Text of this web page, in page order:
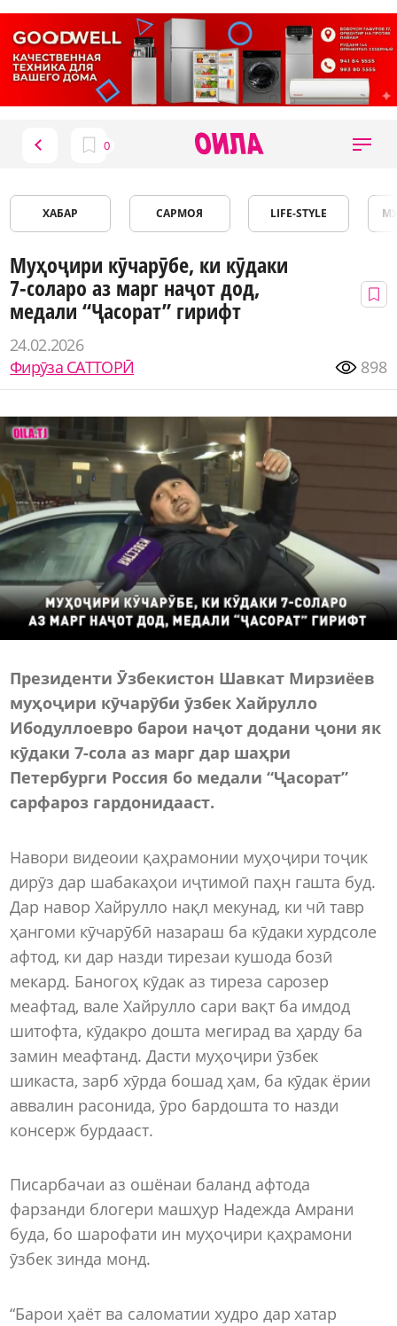
ХАБАР САРМОЯ LIFE-STYLE
Муҳоҷири кӯчарӯбе, ки кӯдаки
7-соларо аз марг наҷот дод,
медали “Ҷасорат” гирифт
24.02.2026
Фирӯза САТТОРӢ
898
Президенти Ӯзбекистон Шавкат Мирзиёев
муҳоҷири кӯчарӯби ӯзбек Хайрулло
Ибодуллоевро барои наҷот додани ҷони як
кӯдаки 7-сола аз марг дар шаҳри
Петербурги Россия бо медали “Ҷасорат”
сарфароз гардонидааст.
Навори видеоии қаҳрамонии муҳоҷири тоҷик
дирӯз дар шабакаҳои иҷтимоӣ паҳн гашта буд.
Дар навор Хайрулло нақл мекунад, ки чӣ тавр
ҳангоми кӯчарӯбӣ назараш ба кӯдаки хурдсоле
афтод, ки дар назди тирезаи кушода бозӣ
мекард. Баногоҳ кӯдак аз тиреза сарозер
меафтад, вале Хайрулло сари вақт ба имдод
шитофта, кӯдакро дошта мегирад ва ҳарду ба
замин меафтанд. Дасти муҳоҷири ӯзбек
шикаста, зарб хӯрда бошад ҳам, ба кӯдак ёрии
аввалин расонида, ӯро бардошта то назди
консерж бурдааст.
Писарбачаи аз ошёнаи баланд афтода
фарзанди блогери машҳур Надежда Амрани
буда, бо шарофати ин муҳоҷири қаҳрамони
ӯзбек зинда монд.
“Барои ҳаёт ва саломатии худро дар хатар